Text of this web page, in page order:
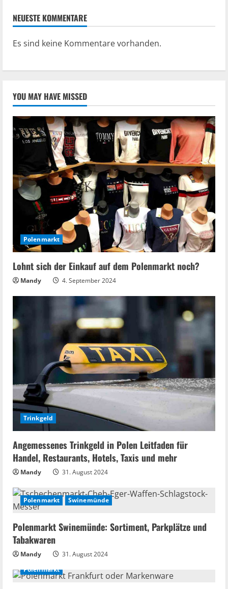
NEUESTE KOMMENTARE
Es sind keine Kommentare vorhanden.
YOU MAY HAVE MISSED
Polenmarkt
Lohnt sich der Einkauf auf dem Polenmarkt noch?
Mandy 4. September 2024
Trinkgeld
Angemessenes Trinkgeld in Polen Leitfaden für
Handel, Restaurants, Hotels, Taxis und mehr
Mandy 31. August 2024
Polenmarkt Swinemünde
Polenmarkt Swinemünde: Sortiment, Parkplätze und
Tabakwaren
Mandy
31. August 2024
Polenmarkt